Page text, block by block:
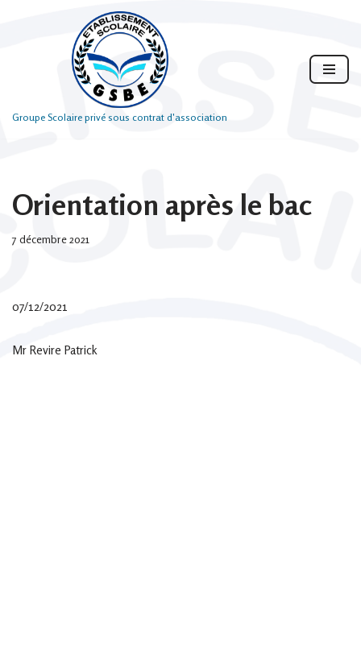
Groupe Scolaire privé sous contrat d'association
Orientation après le bac
7 décembre 2021
07/12/2021
Mr Revire Patrick